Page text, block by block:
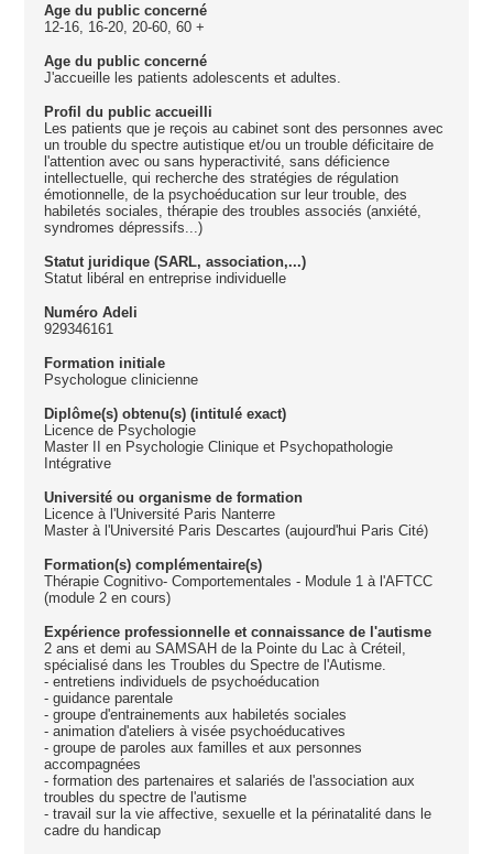
Age du public concerné
12-16, 16-20, 20-60, 60 +
Age du public concerné
J'accueille les patients adolescents et adultes.
Profil du public accueilli
Les patients que je reçois au cabinet sont des personnes avec
un trouble du spectre autistique et/ou un trouble déficitaire de
l'attention avec ou sans hyperactivité, sans déficience
intellectuelle, qui recherche des stratégies de régulation
émotionnelle, de la psychoéducation sur leur trouble, des
habiletés sociales, thérapie des troubles associés (anxiété,
syndromes dépressifs...)
Statut juridique (SARL, association,...)
Statut libéral en entreprise individuelle
Numéro Adeli
929346161
Formation initiale
Psychologue clinicienne
Diplôme(s) obtenu(s) (intitulé exact)
Licence de Psychologie
Master II en Psychologie Clinique et Psychopathologie
Intégrative
Université ou organisme de formation
Licence à l'Université Paris Nanterre
Master à l'Université Paris Descartes (aujourd'hui Paris Cité)
Formation(s) complémentaire(s)
Thérapie Cognitivo- Comportementales - Module 1 à l'AFTCC
(module 2 en cours)
Expérience professionnelle et connaissance de l'autisme
2 ans et demi au SAMSAH de la Pointe du Lac à Créteil,
spécialisé dans les Troubles du Spectre de l'Autisme.
- entretiens individuels de psychoéducation
- guidance parentale
- groupe d'entrainements aux habiletés sociales
- animation d'ateliers à visée psychoéducatives
- groupe de paroles aux familles et aux personnes
accompagnées
- formation des partenaires et salariés de l'association aux
troubles du spectre de l'autisme
- travail sur la vie affective, sexuelle et la périnatalité dans le
cadre du handicap